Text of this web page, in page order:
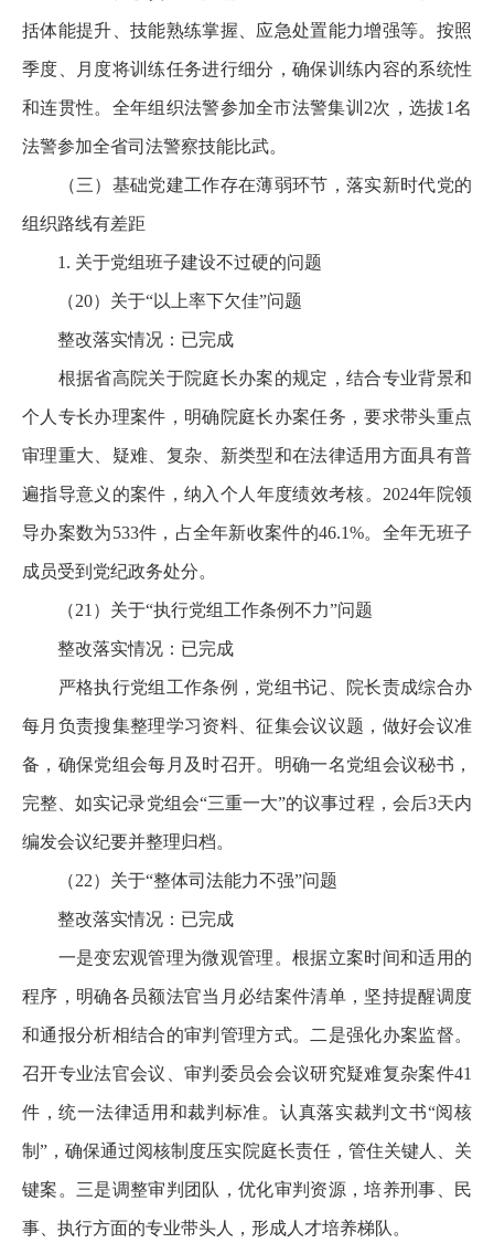
括体能提升、技能熟练掌握、应急处置能力增强等。按照
季度、月度将训练任务进行细分，确保训练内容的系统性
和连贯性。全年组织法警参加全市法警集训2次，选拔1名
法警参加全省司法警察技能比武。
（三）基础党建工作存在薄弱环节，落实新时代党的
组织路线有差距
1. 关于党组班子建设不过硬的问题
（20）关于“以上率下欠佳”问题
整改落实情况：已完成
根据省高院关于院庭长办案的规定，结合专业背景和
个人专长办理案件，明确院庭长办案任务，要求带头重点
审理重大、疑难、复杂、新类型和在法律适用方面具有普
遍指导意义的案件，纳入个人年度绩效考核。2024年院领
导办案数为533件，占全年新收案件的46.1%。全年无班子
成员受到党纪政务处分。
（21）关于“执行党组工作条例不力”问题
整改落实情况：已完成
严格执行党组工作条例，党组书记、院长责成综合办
每月负责搜集整理学习资料、征集会议议题，做好会议准
备，确保党组会每月及时召开。明确一名党组会议秘书，
完整、如实记录党组会“三重一大”的议事过程，会后3天内
编发会议纪要并整理归档。
（22）关于“整体司法能力不强”问题
整改落实情况：已完成
一是变宏观管理为微观管理。根据立案时间和适用的
程序，明确各员额法官当月必结案件清单，坚持提醒调度
和通报分析相结合的审判管理方式。二是强化办案监督。
召开专业法官会议、审判委员会会议研究疑难复杂案件41
件，统一法律适用和裁判标准。认真落实裁判文书“阅核
制”，确保通过阅核制度压实院庭长责任，管住关键人、关
键案。三是调整审判团队，优化审判资源，培养刑事、民
事、执行方面的专业带头人，形成人才培养梯队。